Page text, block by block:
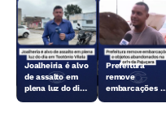
Joalheiria é alvo
de assalto em
plena luz do dia
Prefeitura
remove
embarcações e